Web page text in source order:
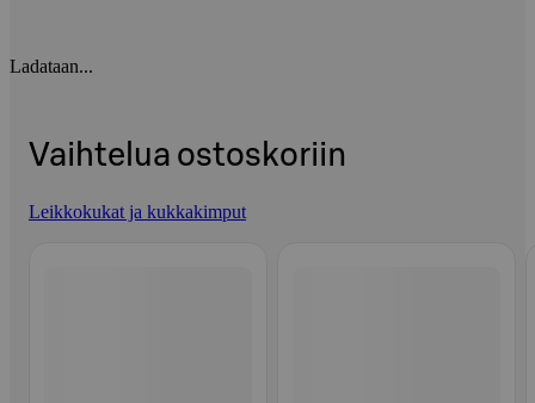
Ladataan...
Vaihtelua ostoskoriin
Leikkokukat ja kukkakimput